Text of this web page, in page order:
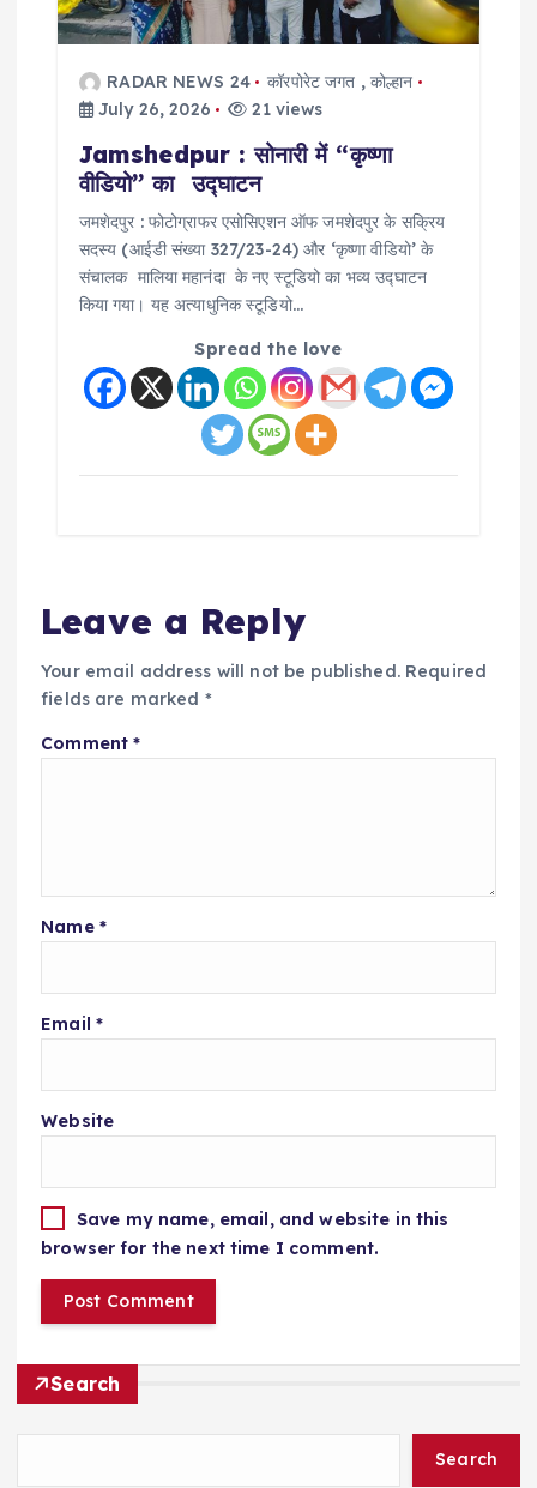
RADAR NEWS 24 कॉरपोरेट जगत , कोल्हान
July 26, 2026
21 views
Jamshedpur : सोनारी में “कृष्णा
वीडियो” का उद्घाटन
जमशेदपुर : फोटोग्राफर एसोसिएशन ऑफ जमशेदपुर के सक्रिय
सदस्य (आईडी संख्या 327/23-24) और ‘कृष्णा वीडियो’ के
संचालक मालिया महानंदा के नए स्टूडियो का भव्य उद्घाटन
किया गया। यह अत्याधुनिक स्टूडियो…
Spread the love
Leave a Reply
Your email address will not be published. Required
fields are marked *
Comment*
Name *
Email *
Website
Save my name, email, and website in this
browser for the next time I comment.
Search
Search